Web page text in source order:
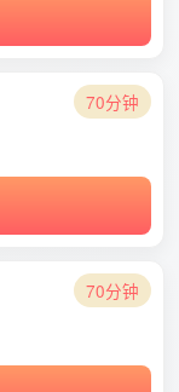
70分钟
70分钟